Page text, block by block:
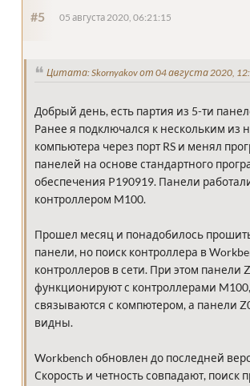
#5 05 августа 2020, 06:21:15
Цитата: Skornyakov от 04 августа 2020,
Добрый день, есть партия из 5-ти
Ранее я подключался к нескольким из
компьютера через порт RS и менял
панелей на основе стандартного
обеспечения P190919. Панели
контроллером M100.
Прошел месяц и понадобилось
панели, но поиск контроллера в
контроллеров в сети. При этом панели
функционируют с контроллерами
связываются с компютером, а панели
видны.
Workbench обновлен до последней
Скорость и четность совпадают, поиск